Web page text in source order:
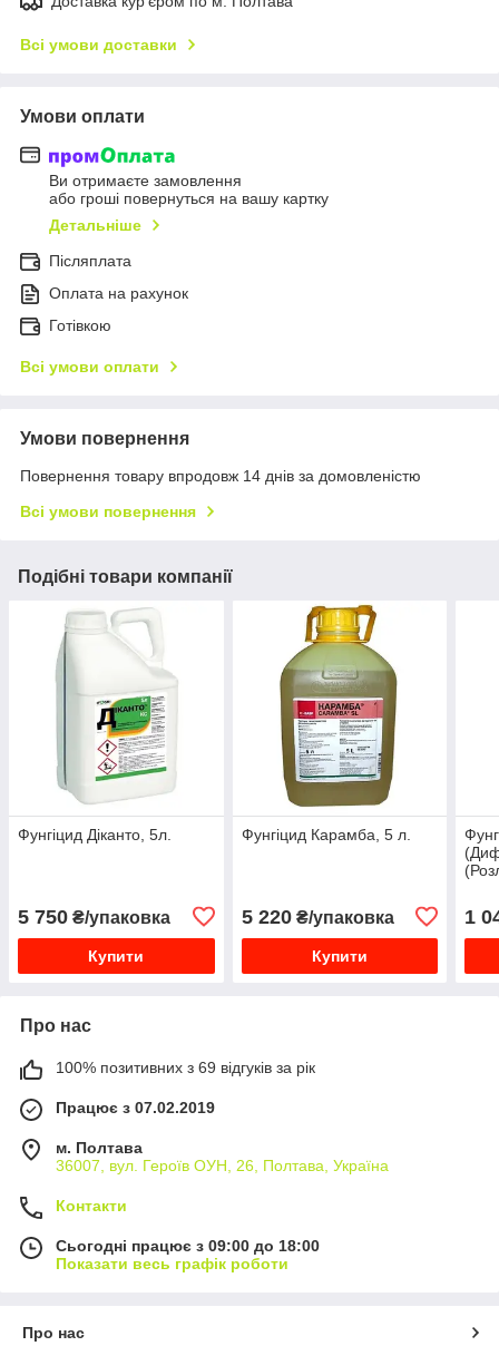
Всі умови доставки
Умови оплати
Ви отримаєте замовлення
або гроші повернуться на вашу картку
Детальніше
Післяплата
Оплата на рахунок
Готівкою
Всі умови оплати
Умови повернення
Повернення товару впродовж 14 днів за домовленістю
Всі умови повернення
Подібні товари компанії
Фунгіцид Діканто, 5л.
5 750 ₴/упаковка
Купити
Фунгіцид Карамба, 5 л.
5 220₴/упаковка
Купити
1
Про нас
100% позитивних з 69 відгуків за рік
Працює з 07.02.2019
м. Полтава
36007, вул. Героїв ОУН, 26, Полтава, Україна
Контакти
Сьогодні працює з 09:00 до 18:00
Показати весь графік роботи
Про нас